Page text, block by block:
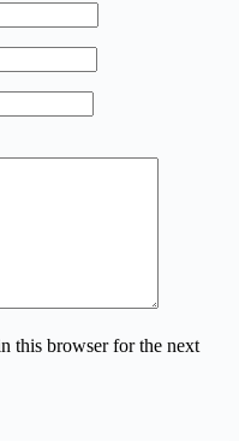
this browser for the next